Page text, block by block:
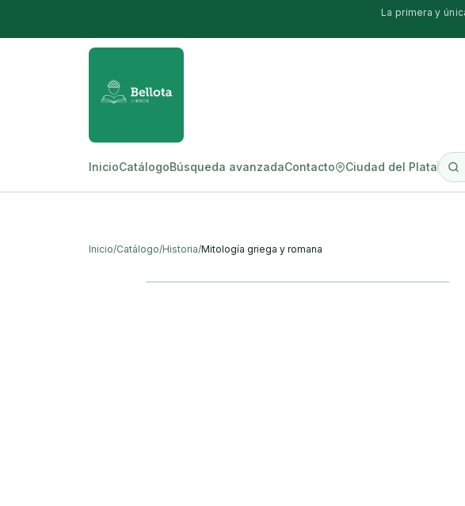
La primera y
InicioCatálogoBúsqueda avanzadaContacto Ciudad del Plata
Inicio/Catálogo/Historia/Mitología griega y romana